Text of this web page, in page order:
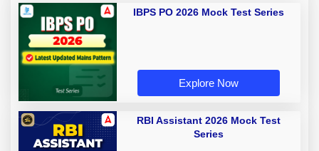
IBPS PO 2026 Mock Test Series
Explore Now
RBI Assistant 2026 Mock Test
Series